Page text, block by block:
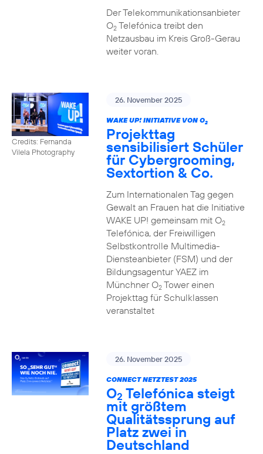
Der Telekommunikationsanbieter
O2Telefónica treibt den
Netzausbau im Kreis Groß-Gerau
weiter voran.
Credits: Fernanda
Vilela Photography
26. November 2025
WAKE UP! INITIATIVE VON O2
Projekttag
sensibilisiert Schüler
für Cybergrooming,
Sextortion & Co.
Zum Internationalen Tag gegen
Gewalt an Frauen hat die Initiative
WAKE UP! gemeinsam mit O2
Telefónica, der Freiwilligen
Selbstkontrolle Multimedia-
Diensteanbieter (FSM) und der
Bildungsagentur YAEZ im
Münchner O2Tower einen
Projekttag für Schulklassen
veranstaltet
26. November 2025
CONNECT NETZTEST 2025
O2 Telefónica steigt
mit größtem
Qualitätssprung auf
Platz zwei in
Deutschland